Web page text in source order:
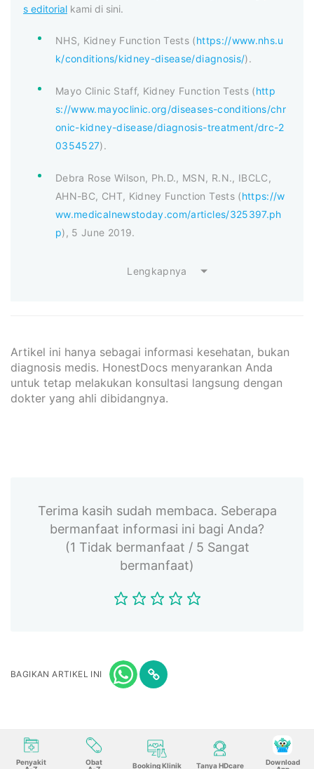
s editorial kami di sini.
NHS, Kidney Function Tests (https://www.nhs.u
k/conditions/kidney-disease/diagnosis/).
Mayo Clinic Staff, Kidney Function Tests (http
s://www.mayoclinic.org/diseases-conditions/chr
onic-kidney-disease/diagnosis-treatment/drc-2
0354527).
Debra Rose Wilson, Ph.D., MSN, R.N., IBCLC,
AHN-BC, CHT, Kidney Function Tests (https://w
ww.medicalnewstoday.com/articles/325397.ph
p), 5 June 2019.
Lengkapnya
Artikel ini hanya sebagai informasi kesehatan, bukan
diagnosis medis. HonestDocs menyarankan Anda
untuk tetap melakukan konsultasi langsung dengan
dokter yang ahli dibidangnya.
Terima kasih sudah membaca. Seberapa
bermanfaat informasi ini bagi Anda?
(1 Tidak bermanfaat / 5 Sangat
bermanfaat)
BAGIKAN ARTIKEL INI
Penyakit
Obat
Booking Klinik Tanya HDcare
Download